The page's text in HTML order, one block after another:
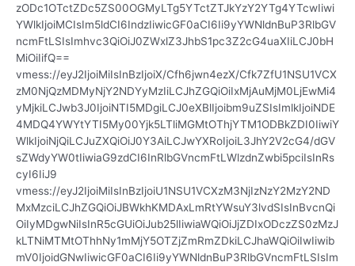
zODc1OTctZDc5ZS00OGMyLTg5YTctZTJkYzY2YTg4YTcwIiwi
YWlkIjoiMCIsIm5ldCI6IndzIiwicGF0aCI6Ii9yYWNldnBuP3RlbGV
ncmFtLSIsImhvc3QiOiJ0ZWxlZ3JhbS1pc3Z2cG4uaXIiLCJ0bH
MiOiIifQ==
vmess://eyJ2IjoiMiIsInBzIjoiX/Cfh6jwn4ezX/Cfk7ZfU1NSU1VCX
zM0NjQzMDMyNjY2NDYyMzIiLCJhZGQiOiIxMjAuMjM0LjEwMi4
yMjkiLCJwb3J0IjoiNTI5MDgiLCJ0eXBlIjoibm9uZSIsImlkIjoiNDE
4MDQ4YWYtYTI5My00Yjk5LTliMGMtOThjYTM1ODBkZDI0IiwiY
WlkIjoiNjQiLCJuZXQiOiJ0Y3AiLCJwYXRoIjoiL3JhY2V2cG4/dGV
sZWdyYW0tIiwiaG9zdCI6InRlbGVncmFtLWlzdnZwbi5pciIsInRs
cyI6IiJ9
vmess://eyJ2IjoiMiIsInBzIjoiU1NSU1VCXzM3NjIzNzY2MzY2ND
MxMzciLCJhZGQiOiJBWkhKMDAxLmRtYWsuY3lvdSIsInBvcnQi
OiIyMDgwNiIsInR5cGUiOiJub25lIiwiaWQiOiJjZDIxODczZS0zMzJ
kLTNiMTMtOThhNy1mMjY5OTZjZmRmZDkiLCJhaWQiOiIwIiwib
mV0IjoidGNwIiwicGF0aCI6Ii9yYWNldnBuP3RlbGVncmFtLSIsIm